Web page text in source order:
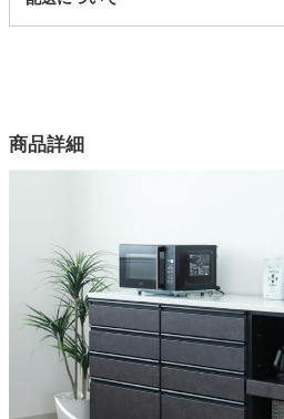
4204023
1色
機能2
可動棚
天板
強化シート
商品詳細